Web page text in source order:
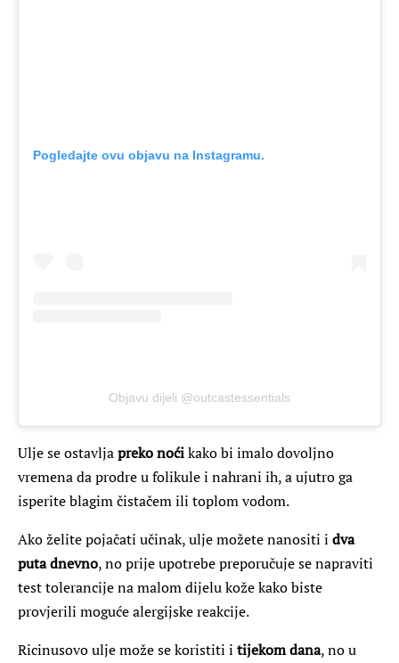
Pogledajte ovu objavu na Instagramu.
Objavu dijeli @outcastessentials
Ulje se ostavljapreko noćikako bi imalo dovoljno
vremena da prodre u folikule i nahrani ih, a ujutro ga
isperite blagim čistačem ili toplom vodom.
Ako želite pojačati učinak, ulje možete nanositi i dva
puta dnevno, no prije upotrebe preporučuje se napraviti
test tolerancije na malom dijelu kože kako biste
provjerili moguće alergijske reakcije.
Ricinusovo ulje može se koristiti i tijekom dana, no u